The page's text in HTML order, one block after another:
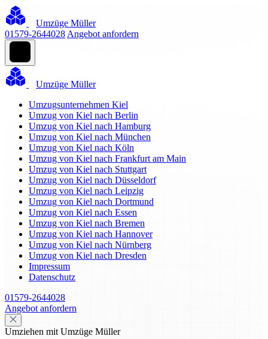
Umzüge Müller
01579-2644028 Angebot anfordern
Umzüge Müller
Umzugsunternehmen Kiel
Umzug von Kiel nach Berlin
Umzug von Kiel nach Hamburg
Umzug von Kiel nach München
Umzug von Kiel nach Köln
Umzug von Kiel nach Frankfurt am Main
Umzug von Kiel nach Stuttgart
Umzug von Kiel nach Düsseldorf
Umzug von Kiel nach Leipzig
Umzug von Kiel nach Dortmund
Umzug von Kiel nach Essen
Umzug von Kiel nach Bremen
Umzug von Kiel nach Hannover
Umzug von Kiel nach Nürnberg
Umzug von Kiel nach Dresden
Impressum
Datenschutz
01579-2644028
Angebot anfordern
Umziehen mit Umzüge Müller